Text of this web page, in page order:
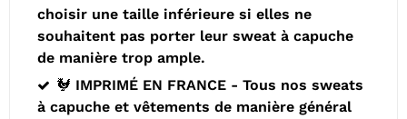
choisir une taille inférieure si elles ne
souhaitent pas porter leur sweat à capuche
de manière trop ample.
🐓 IMPRIMÉ EN FRANCE - Tous nos sweats
à capuche et vêtements de manière général